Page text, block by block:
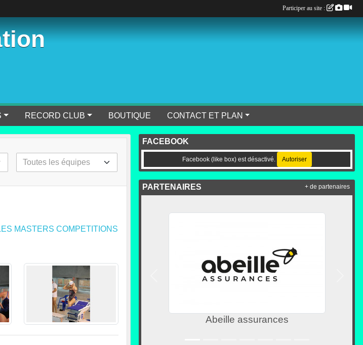
RECORD CLUB BOUTIQUE CONTACT ET PLAN
MASTERS COMPETITIONS
FACEBOOK
Facebook (like box) est désactivé. Autoriser
PARTENAIRES
Abeille assurances
+ de partenaires
Participer au site :